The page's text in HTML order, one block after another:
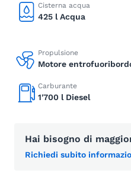
Cisterna acqua
425 l Acqua
Propulsione
Motore
Carburante
1'700 l Diesel
Hai bisogno di
Richiedi subito